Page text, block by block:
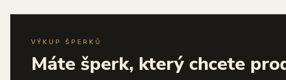
VÝKUP ŠPERKŮ
Máte šperk, který chcete